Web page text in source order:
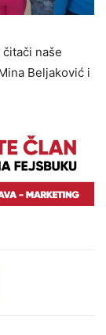
naše
Beljaković i